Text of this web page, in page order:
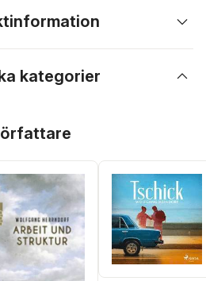
kategorier